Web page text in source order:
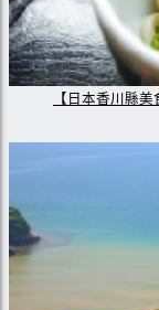
【日本香川縣